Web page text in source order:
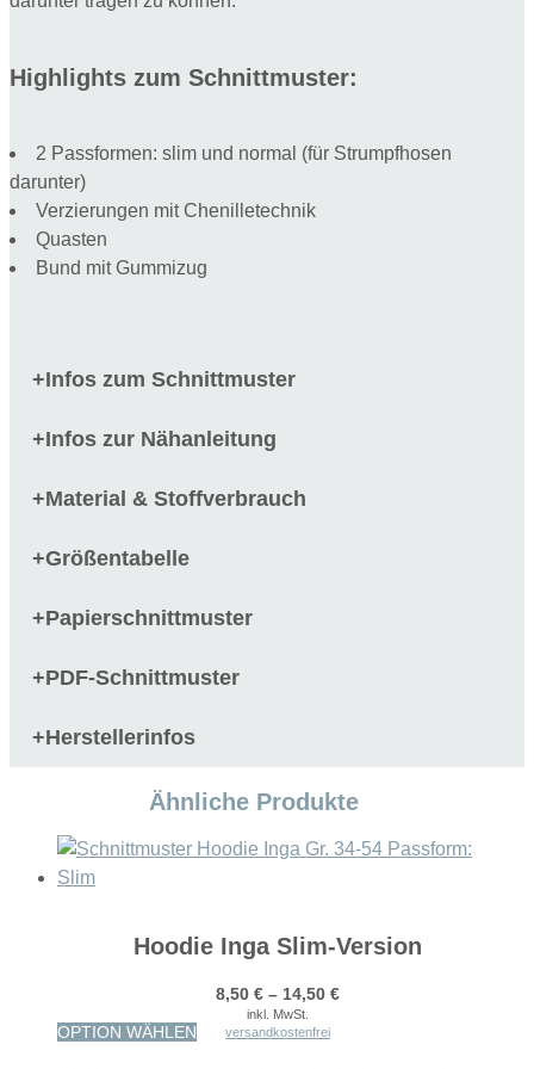
Highlights zum Schnittmuster:
2 Passformen: slim und normal (für Strumpfhosen
darunter)
Verzierungen mit Chenilletechnik
Quasten
Bund mit Gummizug
+Infos zum Schnittmuster
+Infos zur Nähanleitung
+Material & Stoffverbrauch
+Größentabelle
+Papierschnittmuster
+PDF-Schnittmuster
+Herstellerinfos
Ähnliche Produkte
Hoodie Inga Slim-Version
8,50€ – 14,50€
inkl. MwSt.
versandkostenfrei
OPTION WÄHLEN Dieses